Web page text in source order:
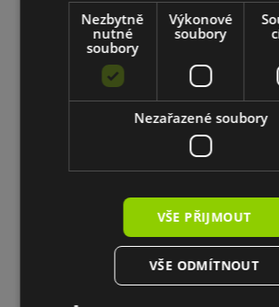
Jak připravit dřevo pro aplikaci
Jak pripravit beton pro aplikaci
Jak připravit sklolaminát pro
Jak připravit překližku na
Jak připravit nerezavějící ocel
RAPTOR-u?
Jak připravit práškový nátěr na
RAPTOR-u?
Nezbytně
nutné
soubory
Výkonové
soubory
Nezařazené soubory
VŠE PŘIJMOUT
VŠE ODMÍTNOUT